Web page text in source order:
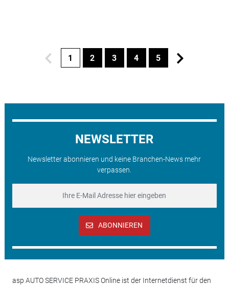
1 2 3 4 5
NEWSLETTER
Newsletter abonnieren und keine Branchen-News mehr
verpassen.
ABONNIEREN
asp AUTO SERVICE PRAXIS Online ist der Internetdienst für den